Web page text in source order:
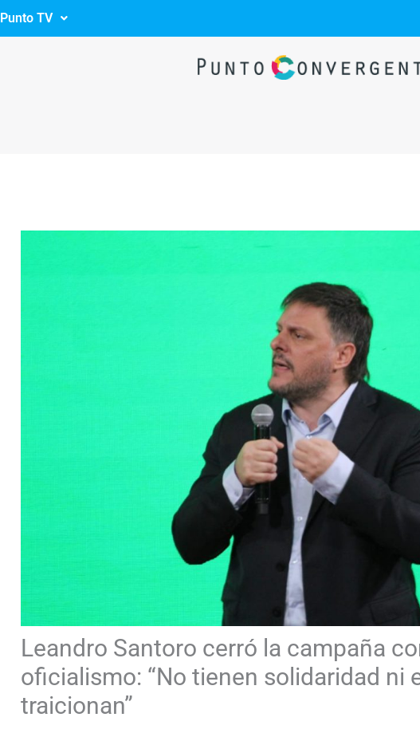
Punto TV
Leandro Santoro cerró la campaña
oficialismo: “No tienen solidaridad ni
traicionan”